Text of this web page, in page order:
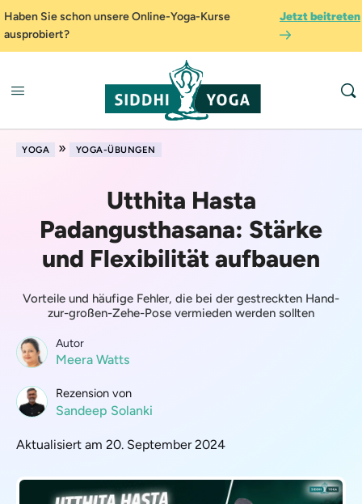
Haben Sie schon unsere Online-Yoga-Kurse
ausprobiert?
Jetzt beitreten
YOGA » YOGA-ÜBUNGEN
Utthita Hasta
Padangusthasana: Stärke
und Flexibilität aufbauen
Vorteile und häufige Fehler, die bei der gestreckten Hand-
zur-großen-Zehe-Pose vermieden werden sollten
Autor
Meera Watts
Rezension von
Sandeep Solanki
Aktualisiert am 20. September 2024